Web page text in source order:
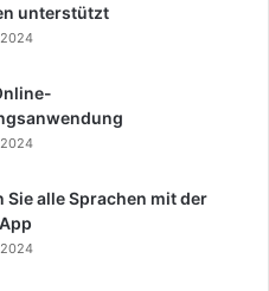
unterstützt
Sie alle Sprachen mit der